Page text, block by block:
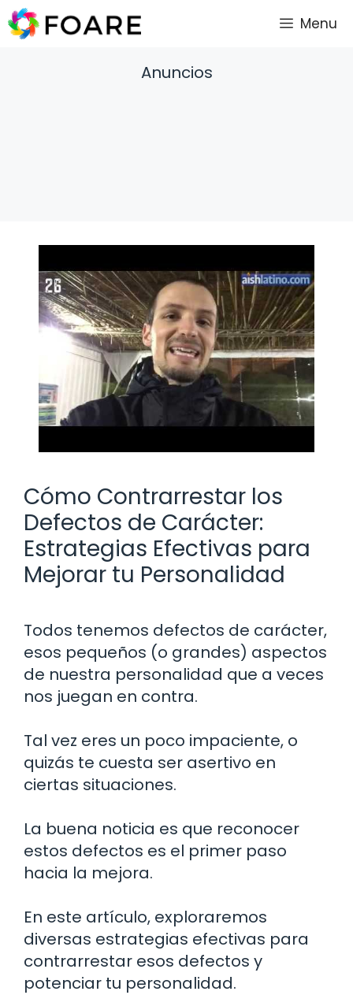
Saltar
al
Menu
Anuncios
Cómo Contrarrestar los
Defectos de Carácter:
Estrategias Efectivas para
Mejorar tu Personalidad
Todos tenemos defectos de carácter,
esos pequeños (o grandes) aspectos
de nuestra personalidad que a veces
nos juegan en contra.
Tal vez eres un poco impaciente, o
quizás te cuesta ser asertivo en
ciertas situaciones.
La buena noticia es que reconocer
estos defectos es el primer paso
hacia la mejora.
En este artículo, exploraremos
diversas estrategias efectivas para
contrarrestar esos defectos y
potenciar tu personalidad.